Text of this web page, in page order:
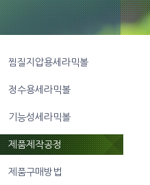
찜질지압용세라믹볼
정수용세라믹볼
기능성세라믹볼
제품제작공정
제품구매방법